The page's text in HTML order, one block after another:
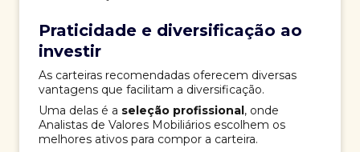
Praticidade e diversificação ao
investir
As carteiras recomendadas oferecem diversas
vantagens que facilitam a diversificação.
Uma delas é a seleção profissional, onde
Analistas de Valores Mobiliários escolhem os
melhores ativos para compor a carteira.